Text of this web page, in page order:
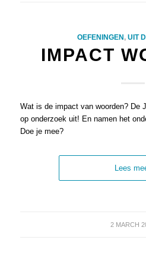
OEFENINGEN , UIT
IMPACT
Wat is de impact van woorden? De
op onderzoek uit! En namen het
Doe je mee?
Lees
2 MARCH